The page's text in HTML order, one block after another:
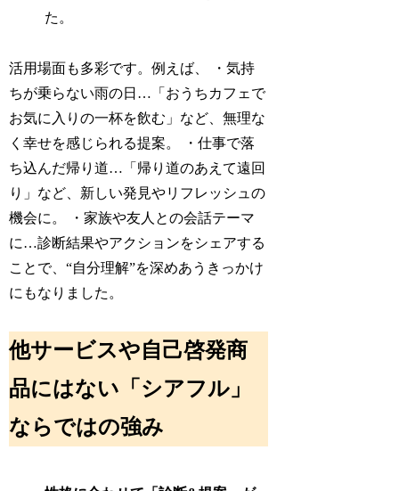
た。
活用場面も多彩です。例えば、 ・気持
ちが乗らない雨の日…「おうちカフェで
お気に入りの一杯を飲む」など、無理な
く幸せを感じられる提案。 ・仕事で落
ち込んだ帰り道…「帰り道のあえて遠回
り」など、新しい発見やリフレッシュの
機会に。 ・家族や友人との会話テーマ
に…診断結果やアクションをシェアする
ことで、“自分理解”を深めあうきっかけ
にもなりました。
他サービスや自己啓発商
品にはない「シアフル」
ならではの強み